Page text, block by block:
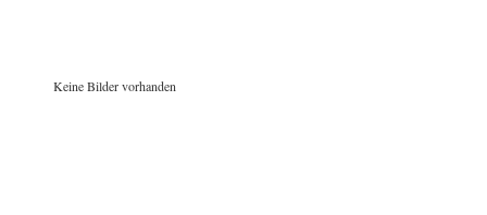
Keine Bilder vorhanden